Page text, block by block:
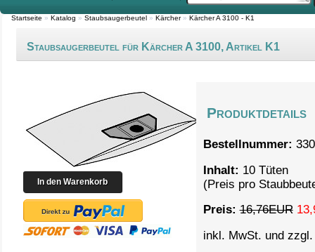
Startseite » Katalog » Staubsaugerbeutel » Kärcher » Kärcher A 3100 - K1
Staubsaugerbeutel für Kärcher A 3100, Artikel K1
Produktdetails
Bestellnummer:
Inhalt: 10 Tüten
(Preis pro
Preis: 16,76EUR
inkl. MwSt. und